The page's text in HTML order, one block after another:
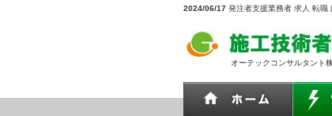
2024/06/17 発注者支援業務者 求人 転職
オーテックコンサルタント